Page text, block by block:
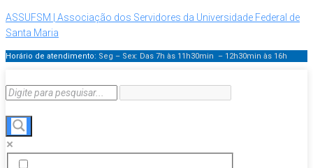
ASSUFSM | Associação dos Servidores da Universidade Federal de
Santa Maria
Horário de atendimento: Seg – Sex: Das 7h às 11h30min – 12h30min às 16h